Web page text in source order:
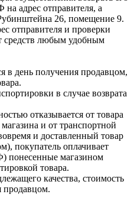
адрес отправителя, а
26, помещение 9.
отправителя и проверки
средств любым удобным
в день получения продавцом,
в случае возврата
отказывается от товара
и от транспортной
и доставленный товар
покупатель оплачивает
понесенные магазином
товара.
качества, стоимость
продавцом.